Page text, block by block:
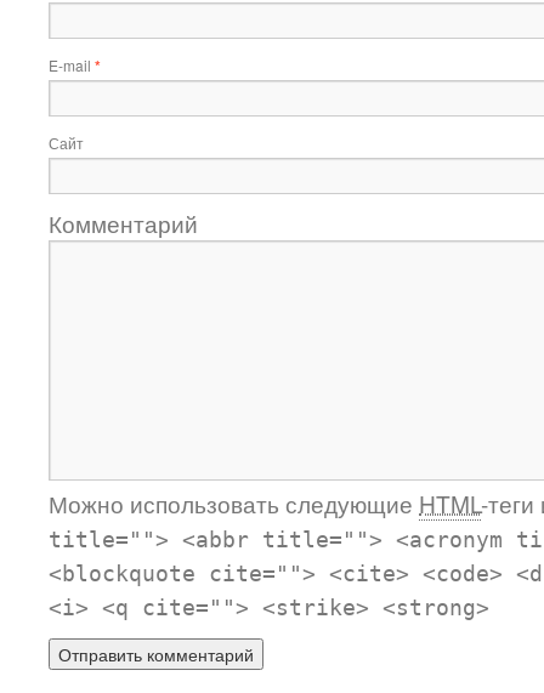
E-mail *
Сайт
Комментарий
Можно использовать следующие HTML-
title=""> <abbr title=""> <acronym
<blockquote cite=""> <cite> <code>
<i> <q cite=""> <strike> <strong>